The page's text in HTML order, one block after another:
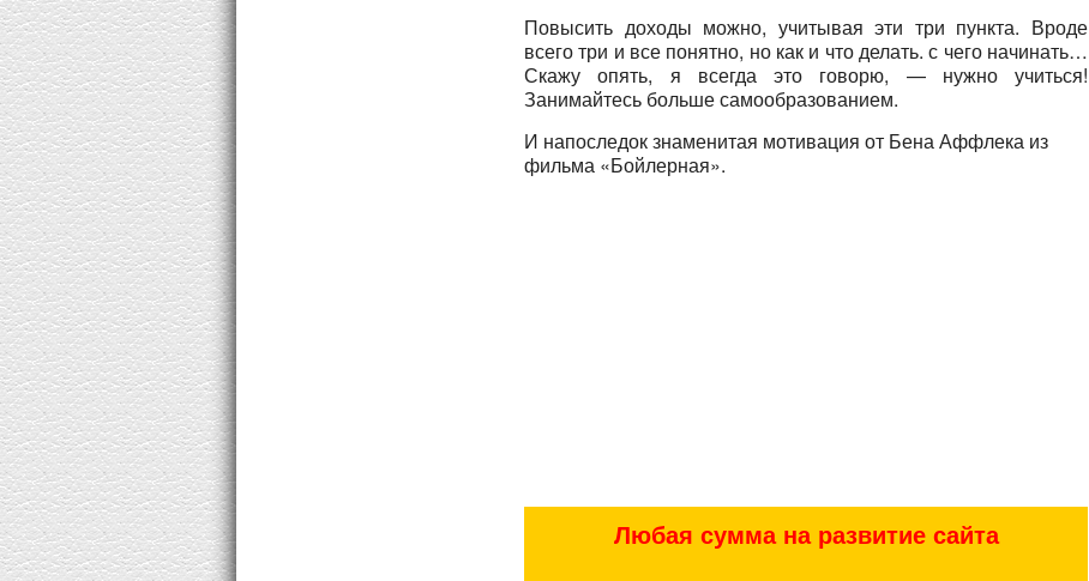
Повысить доходы можно, учитывая эти три пункта. Вроде
всего три и все понятно, но как и что делать. с чего начинать…
Скажу опять, я всегда это говорю, — нужно учиться!
Занимайтесь больше самообразованием.
И напоследок знаменитая мотивация от Бена Аффлека из
фильма «Бойлерная».
Любая сумма на развитие сайта